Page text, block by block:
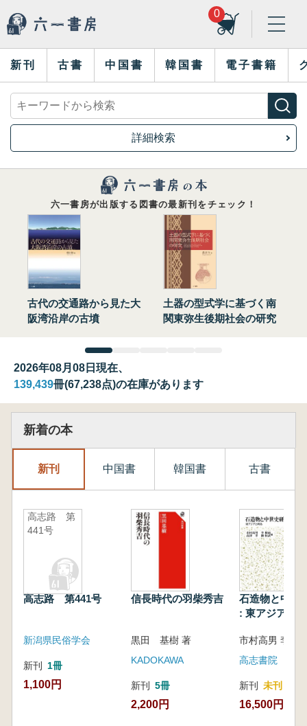
0
新刊 古書 中国書 韓国書 電子書籍
詳細検索
六一書房が出版する図書の最新刊をチェック！
古代の交通路から見た大
阪湾沿岸の古墳
土器の型式学に基づく南
関東弥生後期社会の研究
2026年08月08日現在、
139,439冊(67,238点)の在庫があります
新着の本
新刊 中国書 韓国書 古書
高志路 第
441号
高志路 第441号
新潟県民俗学会
新刊 1冊
1,100円
信長時代の羽柴秀吉
黒田 基樹 著
KADOKAWA
新刊 5冊
2,200円
石造物と中世
: 東アジアと
高志書院
新刊 未刊
16,500円